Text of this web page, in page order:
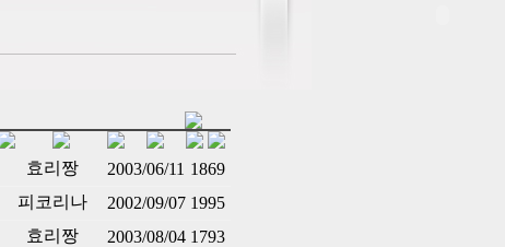
효리짱 2003/06/11 1869
피코리나 2002/09/07 1995
효리짱 2003/08/04 1793